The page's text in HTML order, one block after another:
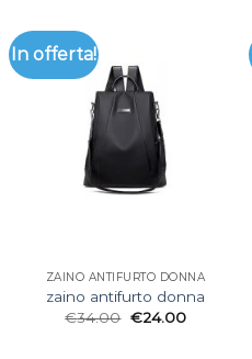
In offerta!
ZAINO ANTIFURTO DONNA
zaino antifurto donna
€34.00 €24.00